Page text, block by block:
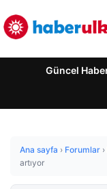
Güncel
Ana sayfa › Forumlar ›
artıyor